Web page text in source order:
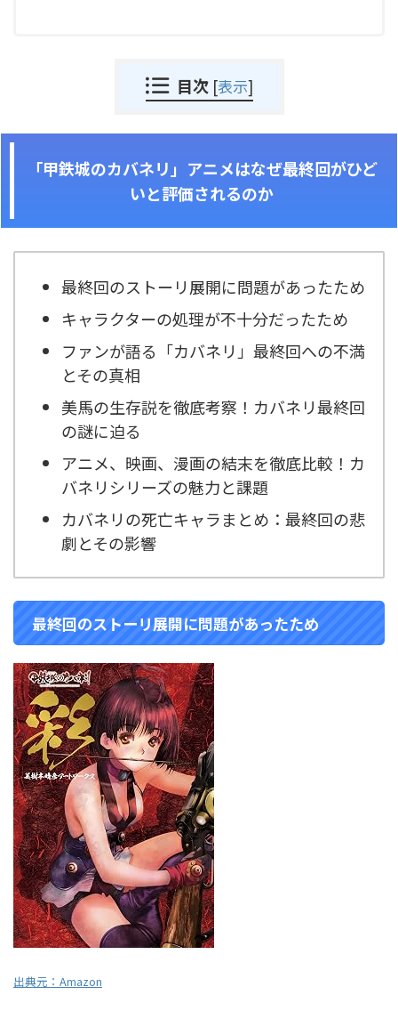
目次 [表示]
「甲鉄城のカバネリ」アニメはなぜ最終回がひど
いと評価されるのか
最終回のストーリ展開に問題があったため
キャラクターの処理が不十分だったため
ファンが語る「カバネリ」最終回への不満
とその真相
美馬の生存説を徹底考察！カバネリ最終回
の謎に迫る
アニメ、映画、漫画の結末を徹底比較！カ
バネリシリーズの魅力と課題
カバネリの死亡キャラまとめ：最終回の悲
劇とその影響
最終回のストーリ展開に問題があったため
出典元： Amazon